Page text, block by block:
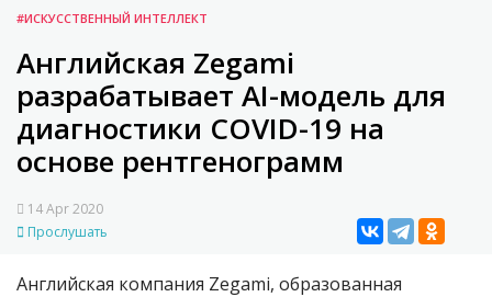
#ИСКУССТВЕННЫЙ ИНТЕЛЛЕКТ
Английская Zegami
разрабатывает AI-модель для
диагностики COVID-19 на
основе рентгенограмм
14 Apr 2020
Прослушать
Английская компания Zegami, образованная